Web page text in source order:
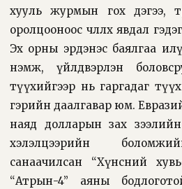
хууль журмын гох дэгээ,
оролцооноос чөлөөлөх явдал
Эх орны эрдэнэс баялгаа
нэмж, үйлдвэрлэн
түүхийгээр нь гаргадаг
гэрийн даалгавар юм.
наяд долларын зах
хэлэлцээрийн
санаачилсан “Хүнсний
“Атрын-4” аяны